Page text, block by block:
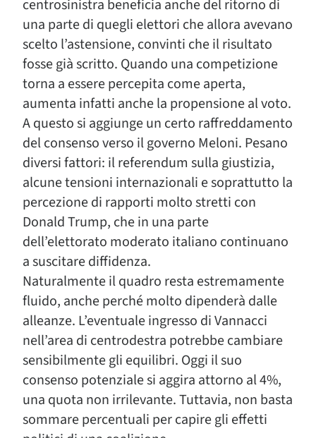
centrosinistra beneficia anche del ritorno di
una parte di quegli elettori che allora avevano
scelto l’astensione, convinti che il risultato
fosse già scritto. Quando una competizione
torna a essere percepita come aperta,
aumenta infatti anche la propensione al voto.
A questo si aggiunge un certo raffreddamento
del consenso verso il governo Meloni. Pesano
diversi fattori: il referendum sulla giustizia,
alcune tensioni internazionali e soprattutto la
percezione di rapporti molto stretti con
Donald Trump, che in una parte
dell’elettorato moderato italiano continuano
a suscitare diffidenza.
Naturalmente il quadro resta estremamente
fluido, anche perché molto dipenderà dalle
alleanze. L’eventuale ingresso di Vannacci
nell’area di centrodestra potrebbe cambiare
sensibilmente gli equilibri. Oggi il suo
consenso potenziale si aggira attorno al 4%,
una quota non irrilevante. Tuttavia, non basta
sommare percentuali per capire gli effetti